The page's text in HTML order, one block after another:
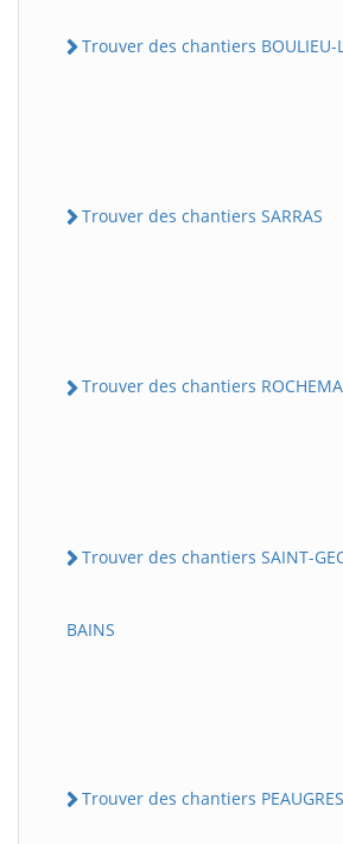
Trouver des chantiers BOULIEU-
Trouver des chantiers SARRAS
Trouver des chantiers
Trouver des chantiers SAINT-
BAINS
Trouver des chantiers PEAUGRES